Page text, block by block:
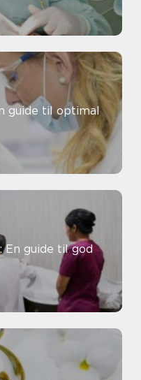
guide til optimal
En guide til god